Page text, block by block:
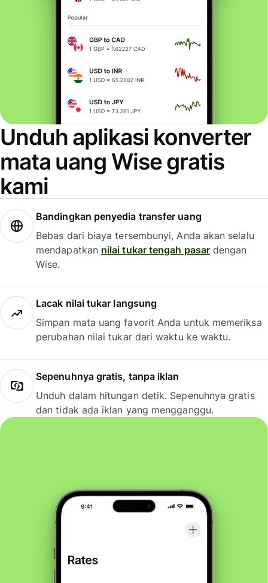
Unduh aplikasi konverter
mata uang Wise gratis
kami
Bandingkan penyedia transfer uang
Bebas dari biaya tersembunyi, Anda akan selalu
mendapatkan nilai tukar tengah pasardengan
Wise.
Lacak nilai tukar langsung
Simpan mata uang favorit Anda untuk memeriksa
perubahan nilai tukar dari waktu ke waktu.
Sepenuhnya gratis, tanpa iklan
Unduh dalam hitungan detik. Sepenuhnya gratis
dan tidak ada iklan yang mengganggu.